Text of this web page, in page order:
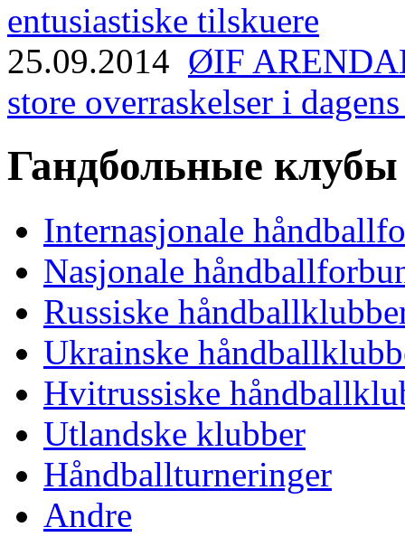
entusiastiske tilskuere
25.09.2014 ØIF
store overraskelser i
Гандбольные клубы
Internasjonale
Nasjonale
Russiske
Ukrainske
Hvitrussiske
Utlandske klubber
Håndballturneringer
Andre